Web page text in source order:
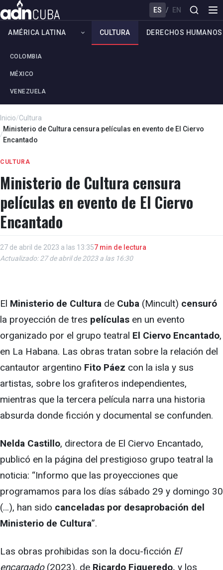
ES / EN
AMÉRICA LATINA
COLOMBIA
MÉXICO
VENEZUELA
CULTURA DERECHOS HUMANOS
Inicio/Cultura
/
Ministerio de Cultura censura películas en evento de El Ciervo
Encantado
CULTURA
Ministerio de Cultura censura
películas en evento de El Ciervo
Encantado
27 de abril de 2023 a las 13:357 min de lectura
Actualizado: 27 de abril de 2023 a las 16:30
El Ministerio de Cultura de Cuba (Mincult) censuró
la proyección de tres películas en un evento
organizado por el grupo teatral El Ciervo Encantado,
en La Habana. Las obras tratan sobre la relación del
cantautor argentino Fito Páez con la isla y sus
artistas, sobre los grafiteros independientes,
mientras que la tercera película narra una historia
absurda donde ficción y documental se confunden.
Nelda Castillo, directora de El Ciervo Encantado,
publicó en la página del prestigioso grupo teatral la
noticia: “Informo que las proyecciones que
programamos para los días sábado 29 y domingo 30
(…), han sido canceladas por desaprobación del
Ministerio de Cultura”.
Las obras prohibidas son la docu-ficción El
encargado(2023), de Ricardo Figueredo, y los